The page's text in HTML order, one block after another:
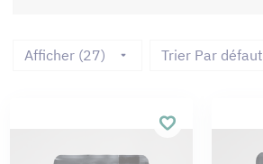
Afficher (27) Trier Par défaut